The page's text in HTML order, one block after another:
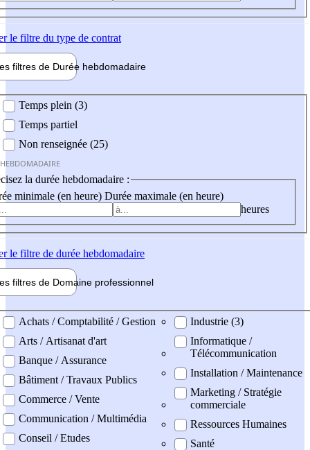
le filtre du type de contrat
filtres de Durée hebdomadaire
Temps plein (3)
Temps partiel
Non renseignée (25)
la durée hebdomadaire :
minimale (en heure) Durée maximale (en heure)
heures
le filtre de durée hebdomadaire
filtres de Domaine professionnel
professionel
Achats / Comptabilité / Gestion
Arts / Artisanat d'art
Banque / Assurance
Bâtiment / Travaux Publics
Commerce / Vente
Communication / Multimédia
Conseil / Etudes
Industrie (3)
Informatique /
Télécommunication
Installation / Maintenance
Marketing / Stratégie
commerciale
Ressources Humaines
Santé